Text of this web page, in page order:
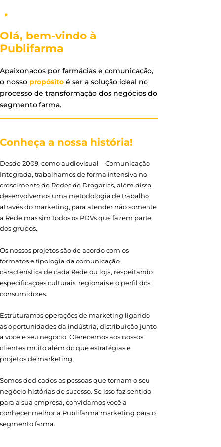
Olá, bem-vindo à
Publifarma
Apaixonados por farmácias e comunicação,
o nosso propósito é ser a solução ideal no
processo de transformação dos negócios do
segmento farma.
Conheça a nossa história!
Desde 2009, como audiovisual – Comunicação
Integrada, trabalhamos de forma intensiva no
crescimento de Redes de Drogarias, além disso
desenvolvemos uma metodologia de trabalho
através do marketing, para atender não somente
a Rede mas sim todos os PDVs que fazem parte
dos grupos.
Os nossos projetos são de acordo com os
formatos e tipologia da comunicação
característica de cada Rede ou loja, respeitando
especificações culturais, regionais e o perfil dos
consumidores.
Estruturamos operações de marketing ligando
as oportunidades da indústria, distribuição junto
a você e seu negócio. Oferecemos aos nossos
clientes muito além do que estratégias e
projetos de marketing.
Somos dedicados as pessoas que tornam o seu
negócio histórias de sucesso. Se isso faz sentido
para a sua empresa, convidamos você a
conhecer melhor a Publifarma marketing para o
segmento farma.